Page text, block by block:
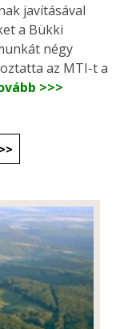
javításával
a Bükki
négy
az MTI-t a
>>>
>>